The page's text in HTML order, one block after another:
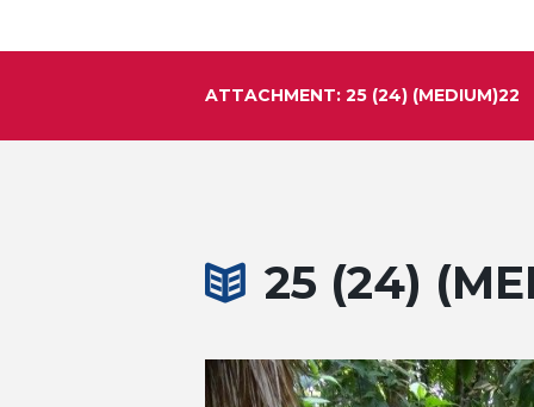
ATTACHMENT: 25 (24) (MEDIUM)22
25 (24)